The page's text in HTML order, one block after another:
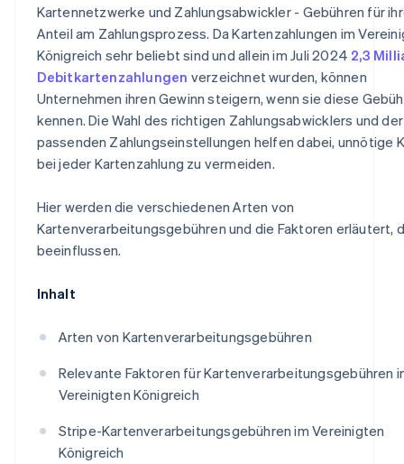
Kartennetzwerke und Zahlungsabwickler - Gebühren für
Anteil am Zahlungsprozess. Da Kartenzahlungen im
Königreich sehr beliebt sind und allein im Juli 2024 2,3
Debitkartenzahlungen verzeichnet wurden, können
Unternehmen ihren Gewinn steigern, wenn sie diese
kennen. Die Wahl des richtigen Zahlungsabwicklers und der
passenden Zahlungseinstellungen helfen dabei, unnötige
bei jeder Kartenzahlung zu vermeiden.
Hier werden die verschiedenen Arten von
Kartenverarbeitungsgebühren und die Faktoren erläutert,
beeinflussen.
Inhalt
Arten von Kartenverarbeitungsgebühren
Relevante Faktoren für Kartenverarbeitungsgebühren
Vereinigten Königreich
Stripe-Kartenverarbeitungsgebühren im Vereinigten
Königreich